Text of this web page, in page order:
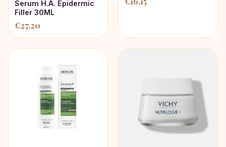
Serum H.A. Epidermic
Filler 30ML
€27,20